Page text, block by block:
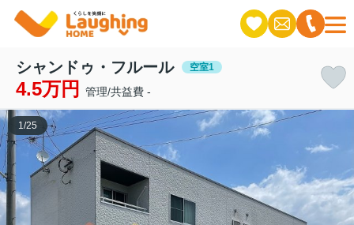
シャンドゥ・フルール 空室1
4.5万円 管理/共益費 -
1 /25